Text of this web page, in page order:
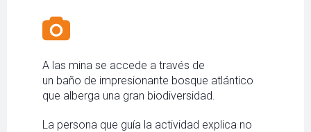
A las mina se accede a través de
un baño de impresionante bosque atlántico
que alberga una gran biodiversidad.
La persona que guía la actividad explica no